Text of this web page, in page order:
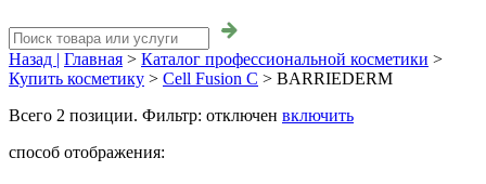
Назад | Главная > Каталог профессиональной косметики >
Купить косметику > Cell Fusion C > BARRIEDERM
Всего 2 позиции. Фильтр: отключен включить
способ отображения: